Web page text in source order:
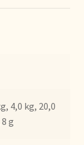
4,0 kg, 20,0
g